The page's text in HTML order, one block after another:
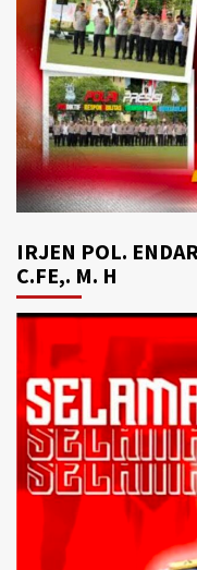
IRJEN POL.
C.FE,. M. H